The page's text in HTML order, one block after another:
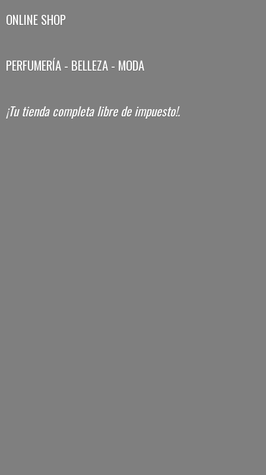
ONLINE SHOP
PERFUMERÍA - BELLEZA - MODA
¡Tu tienda completa librede impuesto!.